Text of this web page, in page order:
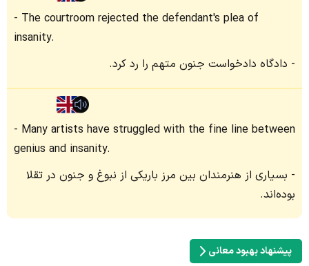
The courtroom rejected the defendant's plea of
insanity.
دادگاه دادخواست جنون متهم را رد کرد.
Many artists have struggled with the fine line between
genius and insanity.
بسیاری از هنرمندان بین مرز باریکی از نبوغ و جنون در تقلا
بوده‌اند.
پیشنهاد بهبود معانی